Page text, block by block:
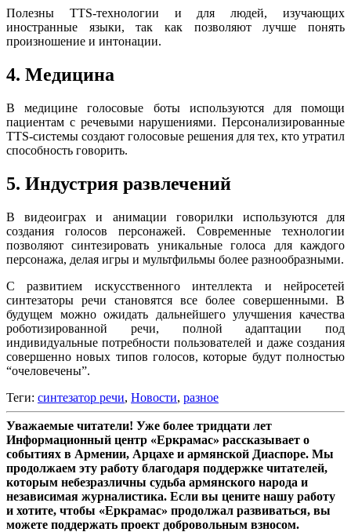
Полезны TTS-технологии и для людей, изучающих
иностранные языки, так как позволяют лучше понять
произношение и интонации.
4. Медицина
В медицине голосовые боты используются для помощи
пациентам с речевыми нарушениями. Персонализированные
TTS-системы создают голосовые решения для тех, кто утратил
способность говорить.
5. Индустрия развлечений
В видеоиграх и анимации говорилки используются для
создания голосов персонажей. Современные технологии
позволяют синтезировать уникальные голоса для каждого
персонажа, делая игры и мультфильмы более разнообразными.
С развитием искусственного интеллекта и нейросетей
синтезаторы речи становятся все более совершенными. В
будущем можно ожидать дальнейшего улучшения качества
роботизированной речи, полной адаптации под
индивидуальные потребности пользователей и даже создания
совершенно новых типов голосов, которые будут полностью
“очеловечены”.
Теги: синтезатор речи, Новости, разное
Уважаемые читатели! Уже более тридцати лет
Информационный центр «Еркрамас» рассказывает о
событиях в Армении, Арцахе и армянской Диаспоре. Мы
продолжаем эту работу благодаря поддержке читателей,
которым небезразличны судьба армянского народа и
независимая журналистика. Если вы цените нашу работу
и хотите, чтобы «Еркрамас» продолжал развиваться, вы
можете поддержать проект добровольным взносом.